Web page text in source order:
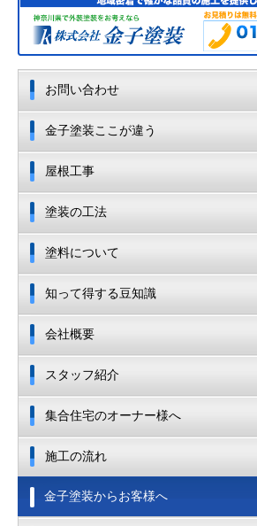
お問い合わせ
金子塗装ここが違う
屋根工事
塗装の工法
塗料について
知って得する豆知識
会社概要
スタッフ紹介
集合住宅のオーナー様へ
施工の流れ
金子塗装からお客様へ